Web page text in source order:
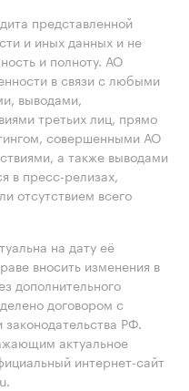
представленной
и иных данных и не
и полноту. АО
в связи с любыми
выводами,
третьих лиц, прямо
совершенными АО
а также выводами
в пресс-релизах,
отсутствием всего
на дату её
вносить изменения в
дополнительного
договором с
РФ.
актуальное
интернет-сайт